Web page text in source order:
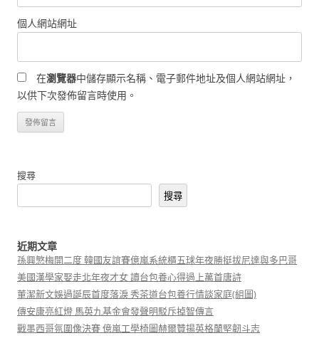
個人網站網址
在瀏覽器中儲存顯示名稱、電子郵件地址及個人網站網址，
以供下次發佈留言時使用。
搜尋
搜尋
近期文章
孫興慜梅開二度 韓國友誼賽億嵐系統櫃五球年夜勝挺拔尼達與多巴哥
美國漢學家娶走北年夜才女 讀台包養心得過上萬首唐詩
董潔新文娛過誕辰首度落淚 秀茶道台包養行情談家庭(組圖)
傳安康亮紅燈 馬英九基金會發聲明駁斥掉智傳言
戰墨西哥氛圍像決賽 億嵐工學椅圖赫爾贊揚英格蘭堅韌斗志